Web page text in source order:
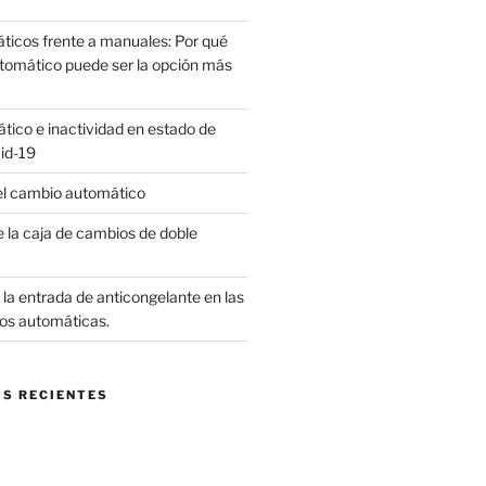
frente a manuales: Por qué
puede ser la opción más
e inactividad en estado de
19
cambio automático
la caja de cambios de doble
entrada de anticongelante en las
automáticas.
RECIENTES